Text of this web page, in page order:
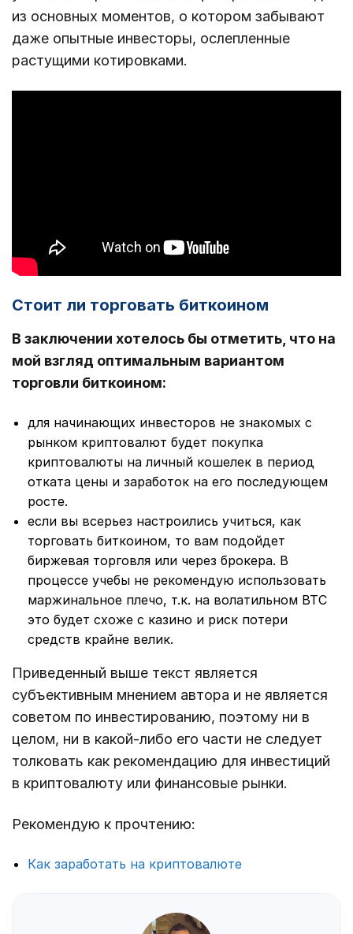
из основных моментов, о котором забывают
даже опытные инвесторы, ослепленные
растущими котировками.
Стоит ли торговать биткоином
В заключении хотелось бы отметить, что на
мой взгляд оптимальным вариантом
торговли биткоином:
для начинающих инвесторов не знакомых с
рынком криптовалют будет покупка
криптовалюты на личный кошелек в период
отката цены и заработок на его последующем
росте.
если вы всерьез настроились учиться, как
торговать биткоином, то вам подойдет
биржевая торговля или через брокера. В
процессе учебы не рекомендую использовать
маржинальное плечо, т.к. на волатильном BTC
это будет схоже с казино и риск потери
средств крайне велик.
Приведенный выше текст является
субъективным мнением автора и не является
советом по инвестированию, поэтому ни в
целом, ни в какой-либо его части не следует
толковать как рекомендацию для инвестиций
в криптовалюту или финансовые рынки.
Рекомендую к прочтению:
Как заработать на криптовалюте